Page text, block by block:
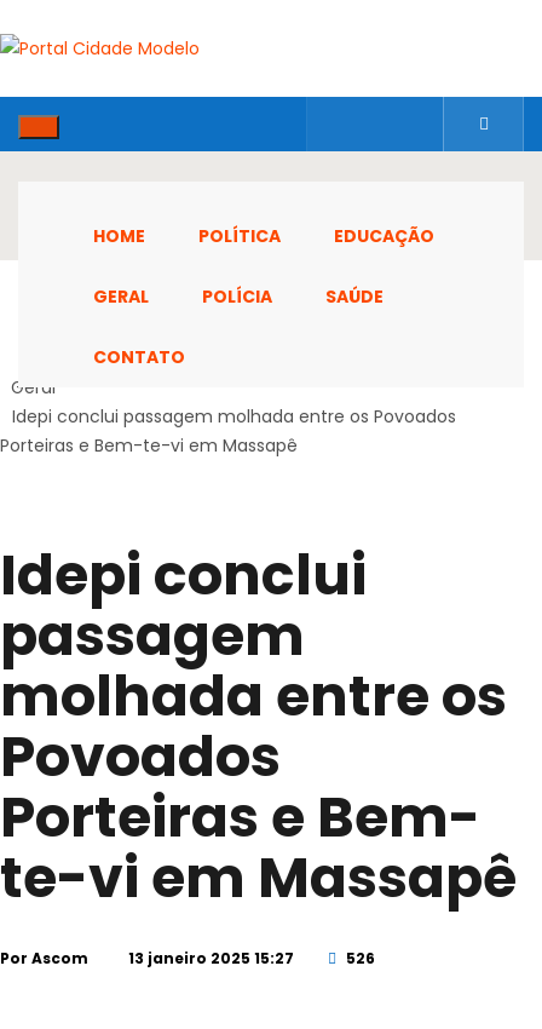
HOME POLÍTICA EDUCAÇÃO
GERAL POLÍCIA SAÚDE
CONTATO
Geral
Idepi conclui passagem molhada entre os Povoados
Porteiras e Bem-te-vi em Massapê
Idepi conclui
passagem
molhada entre os
Povoados
Porteiras e Bem-
te-vi em Massapê
Por Ascom 13 janeiro 2025 15:27 526